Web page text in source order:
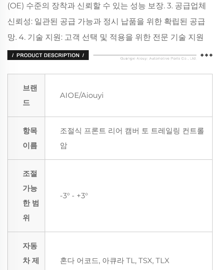
(OE) 수준의 장착과 신뢰할 수 있는 성능 보장. 3. 공급업체
신뢰성: 일관된 공급 가능과 정시 납품을 위한 확립된 공급
망. 4. 기술 지원: 고객 선택 및 적용을 위한 전문 기술 지원
브랜
드
AIOE/Aiouyi
항목
이름
조절식 프론트 리어 캠버 토 트레일링 컨트롤
암
조절
가능
한 범
위
-3° - +3°
자동
차 제
혼다 어코드, 아큐라 TL, TSX, TLX